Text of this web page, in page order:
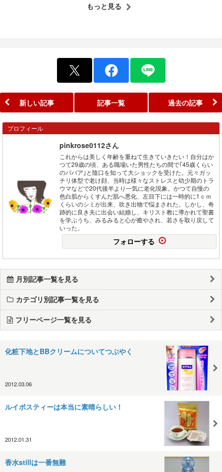
もっと見る
新しい記事 記事一覧 過去の記事
プロフィール
pinkrose0112さん
これからは美しく年齢を重ねて生きていきたい！自分はか
つて29歳の頃、ある職場いた男性たちの間で｢45歳くらい
のババア｣と陰口を知って大ショックを受けた。元々ガッ
チリ体型で老け顔、当時は様々なストレスと幼少期のトラ
ウマなどで20代後半より一気に老化現象。かつて自慢の
色白肌からくすんだ肌へ悪化、左目下には一時的に1ｃｍ
くらいのシミが出来、吹き出物で悩まされた。しかし、奇
跡的に良き夫に出会い結婚し、キリスト教に導かれて聖書
を学ぶうち、みるみると心が癒やされ、若さを取り戻して
いった。
フォローする
月別記事一覧を見る
カテゴリ別記事一覧を見る
フリーページ一覧を見る
化粧下地とBBクリームについてつぶやく
2012.03.06
ルイボスティーは本当に素晴らしい！
2012.01.31
香水stillは一番無難